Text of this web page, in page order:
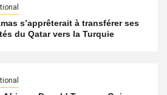
s’apprêterait à transférer ses
du Qatar vers la Turquie